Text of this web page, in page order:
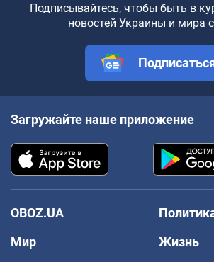
Подписывайтесь, чтобы быть в
новостей Украины и мира
Загружайте наше приложение
OBOZ.UA
Мир
Жизнь